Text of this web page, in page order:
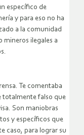
específico de
y para eso no ha
a la comunidad
mineros ilegales a
Te comentaba
totalmente falso que
Son maniobras
y específicos que
caso, para lograr su